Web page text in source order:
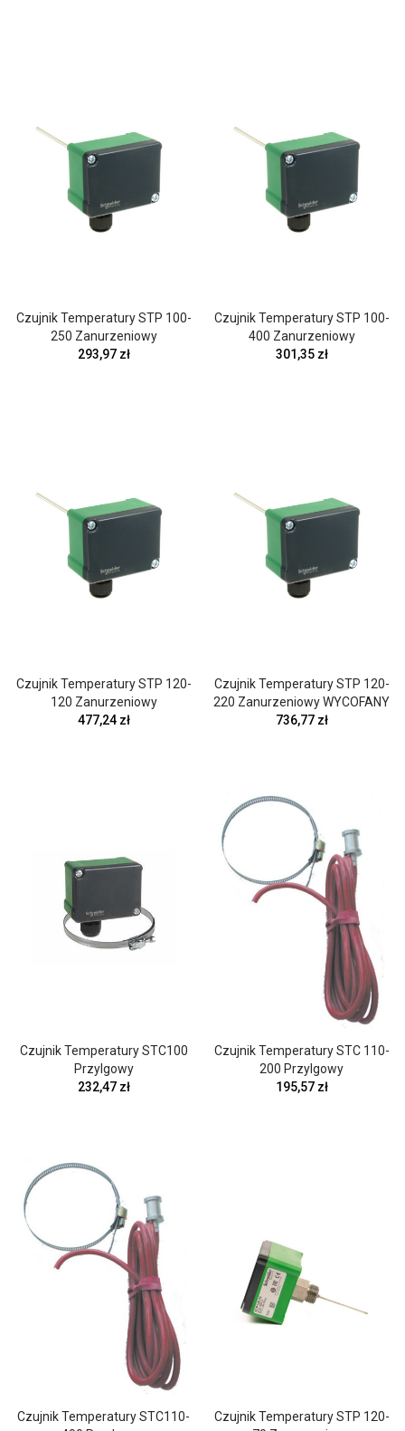
Czujnik Temperatury STP 100-
250 Zanurzeniowy
293,97 zł
Czujnik Temperatury STP 100-
400 Zanurzeniowy
301,35 zł
Czujnik Temperatury STP 120-
120 Zanurzeniowy
477,24 zł
Czujnik Temperatury STP 120-
220 Zanurzeniowy WYCOFANY
736,77 zł
Czujnik Temperatury STC100
Przylgowy
232,47 zł
Czujnik Temperatury STC 110-
200 Przylgowy
195,57 zł
Czujnik Temperatury STC110-
Czujnik Temperatury STP 120-